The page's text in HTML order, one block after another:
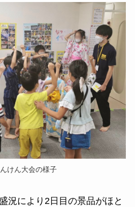
けん大会の様子
況により2日目の景品がほと